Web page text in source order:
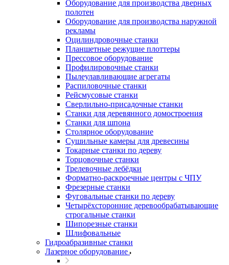
Оборудование для производства дверных
полотен
Оборудование для производства наружной
рекламы
Оцилиндровочные станки
Планшетные режущие плоттеры
Прессовое оборудование
Профилировочные станки
Пылеулавливающие агрегаты
Распиловочные станки
Рейсмусовые станки
Сверлильно-присадочные станки
Станки для деревянного домостроения
Станки для шпона
Столярное оборудование
Сушильные камеры для древесины
Токарные станки по дереву
Торцовочные станки
Трелевочные лебёдки
Форматно-раскроечные центры с ЧПУ
Фрезерные станки
Фуговальные станки по дереву
Четырёхсторонние деревообрабатывающие
строгальные станки
Шипорезные станки
Шлифовальные
Гидроабразивные станки
Лазерное оборудование